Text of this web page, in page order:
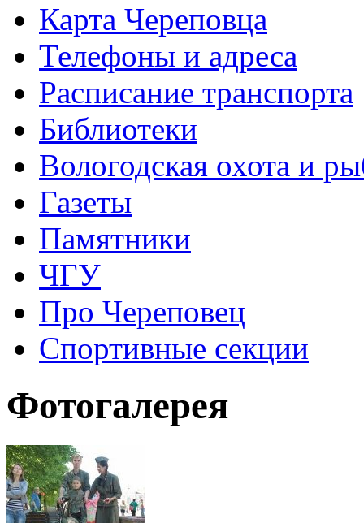
Карта Череповца
Телефоны и адреса
Расписание транспорта
Библиотеки
Вологодская охота и
Газеты
Памятники
ЧГУ
Про Череповец
Спортивные секции
Фотогалерея